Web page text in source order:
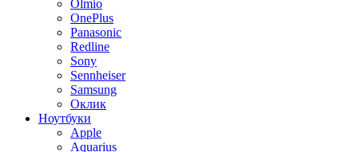
Olmio
OnePlus
Panasonic
Redline
Sony
Sennheiser
Samsung
Оклик
Ноутбуки
Apple
Aquarius